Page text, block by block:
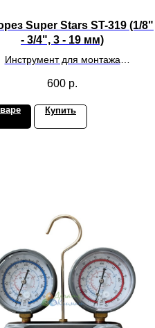
Super Stars ST-319 (1/8"
- 3/4", 3 - 19 мм)
Инструмент для монтажа
600 р.
Купить